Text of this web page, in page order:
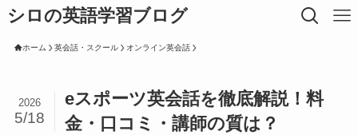
シロの英語学習ブログ
ホーム 英会話・スクール オンライン英会話
eスポーツ英会話を徹底解説！料
金・口コミ・講師の質は？
2026
5/18